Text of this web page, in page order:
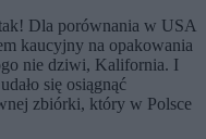
Dla porównania w USA
kaucyjny na opakowania
nie dziwi, Kalifornia. I
się osiągnąć
zbiórki, który w Polsce